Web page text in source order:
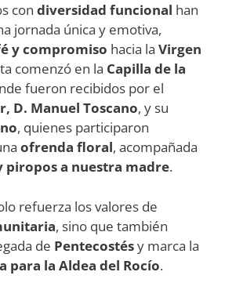
con diversidad funcional han
jornada única y emotiva,
y compromiso hacia la Virgen
comenzó en la Capilla de la
fueron recibidos por el
D. Manuel Toscano, y su
, quienes participaron
ofrenda floral, acompañada
piropos a nuestra madre.
refuerza los valores de
, sino que también
de Pentecostésy marca la
para la Aldea del Rocío.